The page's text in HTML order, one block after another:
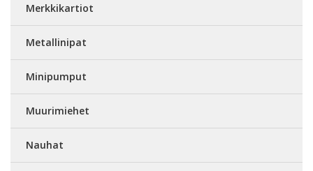
Merkkikartiot
Metallinipat
Minipumput
Muurimiehet
Nauhat